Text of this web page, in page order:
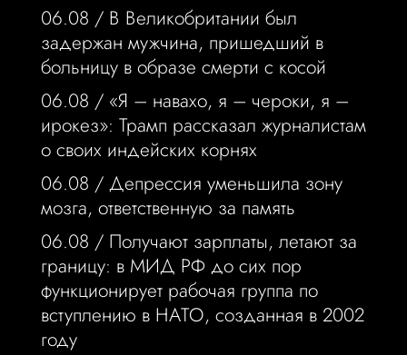
06.08 / В Великобритании был
задержан мужчина, пришедший в
больницу в образе смерти с косой
06.08 / «Я – навахо, я – чероки, я –
ирокез»: Трамп рассказал журналистам
о своих индейских корнях
06.08 / Депрессия уменьшила зону
мозга, ответственную за память
06.08 / Получают зарплаты, летают за
границу: в МИД РФ до сих пор
функционирует рабочая группа по
вступлению в НАТО, созданная в 2002
году